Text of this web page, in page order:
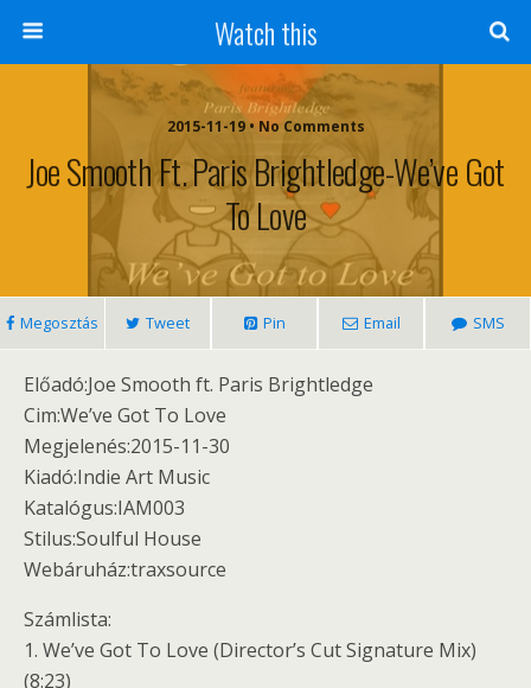
Watch this
2015-11-19 • No Comments
Joe Smooth Ft. Paris Brightledge-We’ve Got
To Love
Megosztás Tweet Pin Email SMS
Előadó:Joe Smooth ft. Paris Brightledge
Cim:We’ve Got To Love
Megjelenés:2015-11-30
Kiadó:Indie Art Music
Katalógus:IAM003
Stilus:Soulful House
Webáruház:traxsource
Számlista:
1. We’ve Got To Love (Director’s Cut Signature Mix)
(8:23)